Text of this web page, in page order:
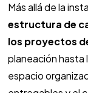
Más allá de la
estructura de
los proyectos
planeación
espacio